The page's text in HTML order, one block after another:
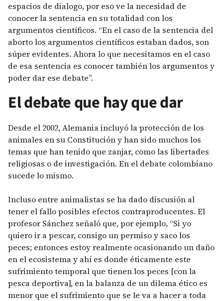
espacios de dialogo, por eso ve la necesidad de
conocer la sentencia en su totalidad con los
argumentos científicos. “En el caso de la sentencia del
aborto los argumentos científicos estaban dados, son
súper evidentes. Ahora lo que necesitamos en el caso
de esa sentencia es conocer también los argumentos y
poder dar ese debate”.
El debate que hay que dar
Desde el 2002, Alemania incluyó la protección de los
animales en su Constitución y han sido muchos los
temas que han tenido que zanjar, como las libertades
religiosas o de investigación. En el debate colombiano
sucede lo mismo.
Incluso entre animalistas se ha dado discusión al
tener el fallo posibles efectos contraproducentes. El
profesor Sánchez señaló que, por ejemplo, “Si yo
quiero ir a pescar, consigo un permiso y saco los
peces; entonces estoy realmente ocasionando un daño
en el ecosistema y ahí es donde éticamente este
sufrimiento temporal que tienen los peces [con la
pesca deportiva], en la balanza de un dilema ético es
menor que el sufrimiento que se le va a hacer a toda